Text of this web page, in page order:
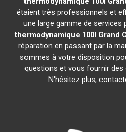
étaient très professionnels et
une large gamme de services
thermodynamique 100l Grand
réparation en passant par la
sommes à votre disposition
questions et vous fournir des
N'hésitez plus,